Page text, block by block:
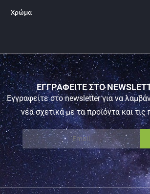
Χρώμα
ΕΓΓΡΑΦΕΙΤΕ ΣΤΟ
Εγγραφείτε στο newsletter για να
νέα σχετικά με τα προϊόντα και